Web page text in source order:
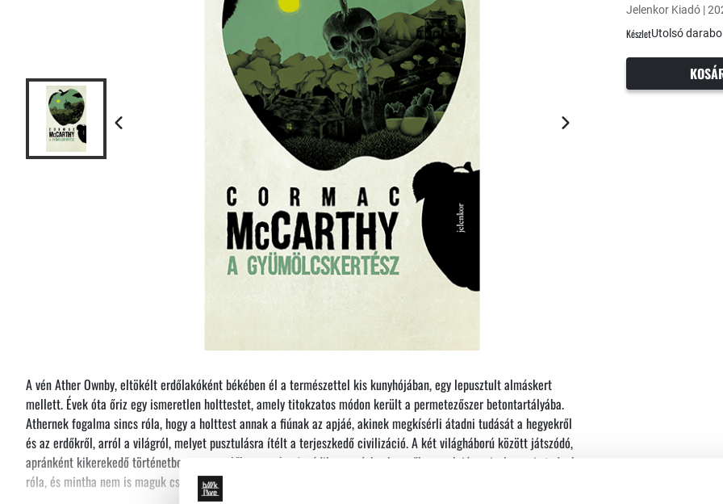
A vén Ather Ownby, eltökélt erdőlakóként békében él a természettel kis kunyhójában, egy lepusztult almáskert
mellett. Évek óta őriz egy ismeretlen holttestet, amely titokzatos módon került a permetezőszer betontartályába.
Athernek fogalma sincs róla, hogy a holttest annak a fiúnak az apjáé, akinek megkísérli átadni tudását a hegyekről
és az erdőkről, arról a világról, melyet pusztulásra ítélt a terjeszkedő civilizáció. A két világháború között játszódó,
apránként kikerekedő történetben a szereplők sorsa úgy fonódik egymásba, hogy ők maguk jószerivel nem is tudnak
róla, és mintha nem is maguk cselekednének, hanem a dolgok csak megtörténnének velük.
Jelenkor Kiadó |
KészletUtolsó